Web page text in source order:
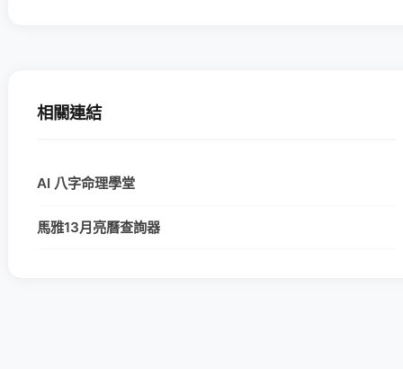
相關連結
AI 八字命理學堂
馬雅13月亮曆查詢器